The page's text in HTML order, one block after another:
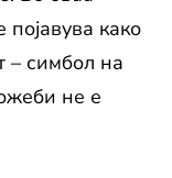
како
– симбол на
не е